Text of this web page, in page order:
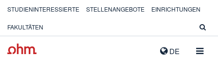
DE
STUDIENINTERESSIERTE STELLENANGEBOTE EINRICHTUNGEN
FAKULTÄTEN